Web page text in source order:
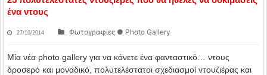
ένα ντους
27/10/2014 Φωτογραφίες ● Photo Gallery
Μία νέα photo gallery για να κάνετε ένα φανταστικό… ντους
δροσερό και μοναδικό, πολυτελέστατοι σχεδιασμοί ντουζιέρας και